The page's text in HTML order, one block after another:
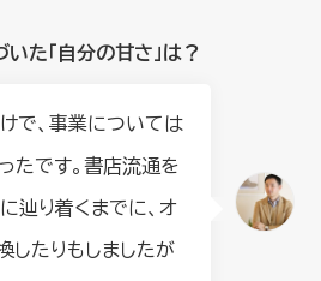
た「自分の甘さ」は？
で、事業については
たです。書店流通を
辿り着くまでに、オ
したりもしましたが